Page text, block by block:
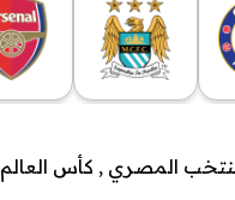
المصري , كأس العالم